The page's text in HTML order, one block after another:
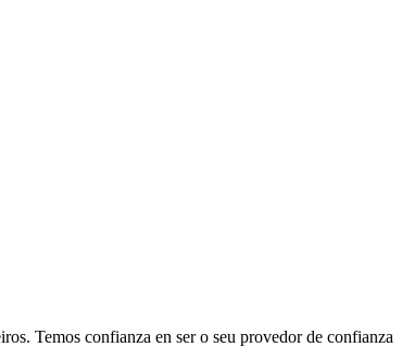
Temos confianza en ser o seu provedor de confianza